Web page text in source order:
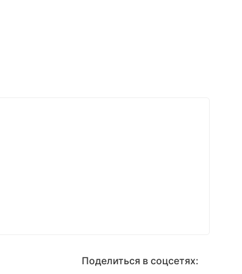
Поделиться в соцсетях: